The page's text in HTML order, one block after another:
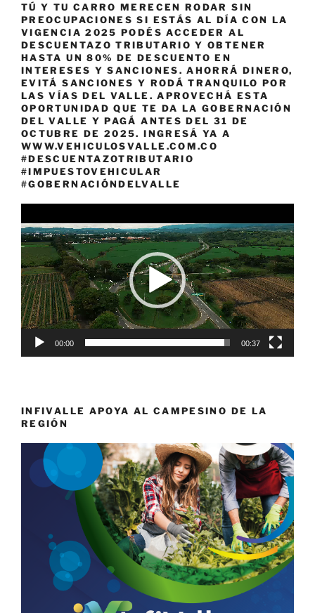
TÚ Y TU CARRO MERECEN RODAR SIN
PREOCUPACIONES SI ESTÁS AL DÍA CON LA
VIGENCIA 2025 PODÉS ACCEDER AL
DESCUENTAZO TRIBUTARIO Y OBTENER
HASTA UN 80% DE DESCUENTO EN
INTERESES Y SANCIONES. AHORRÁ DINERO,
EVITÁ SANCIONES Y RODÁ TRANQUILO POR
LAS VÍAS DEL VALLE. APROVECHÁ ESTA
OPORTUNIDAD QUE TE DA LA GOBERNACIÓN
DEL VALLE Y PAGÁ ANTES DEL 31 DE
OCTUBRE DE 2025. INGRESÁ YA A
WWW.VEHICULOSVALLE.COM.CO
#DESCUENTAZOTRIBUTARIO
#IMPUESTOVEHICULAR
#GOBERNACIÓNDELVALLE
de
vídeo
00:00 00:37
INFIVALLE APOYA AL CAMPESINO DE LA
REGIÓN